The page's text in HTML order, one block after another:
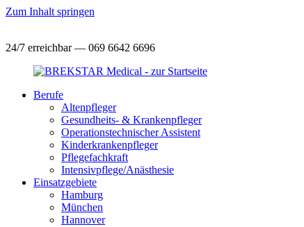
Zum Inhalt springen
24/7 erreichbar — 069 6642 6696
Berufe
Altenpfleger
Gesundheits- & Krankenpfleger
Operationstechnischer Assistent
Kinderkrankenpfleger
Pflegefachkraft
Intensivpflege/Anästhesie
Einsatzgebiete
Hamburg
München
Hannover